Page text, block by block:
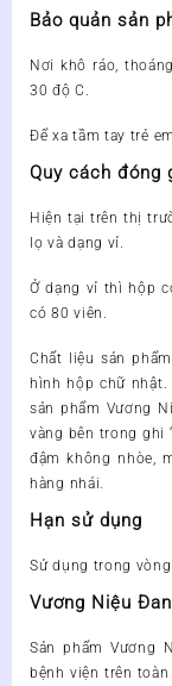
Bảo quản sản
Nơi khô ráo,
30 độ C.
Để xa tầm tay trẻ em.
Quy cách đóng
Hiện tại trên thị
lọ và dạng vỉ.
Ở dạng vỉ thì hộp
có 80 viên.
Chất liệu sản
hình hộp chữ nhật.
sản phẩm Vương
vàng bên trong ghi
đậm không nhòe,
hàng nhái.
Hạn sử dụng
Sử dụng trong
Vương Niệu
Sản phẩmVương
bệnh viện trên